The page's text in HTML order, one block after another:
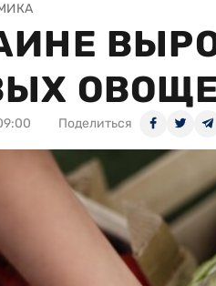
Поделиться